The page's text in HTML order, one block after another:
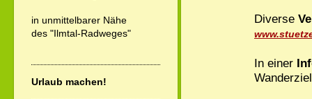
in unmittelbarer Nähe
des "Ilmtal-Radweges"
Urlaub machen!
Diverse
In einer